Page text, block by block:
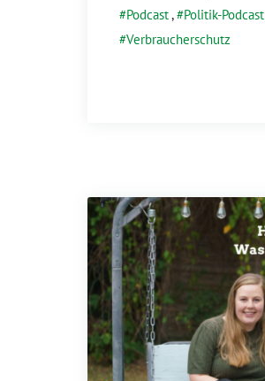
Podcast, Politik-Podcast
Verbraucherschutz